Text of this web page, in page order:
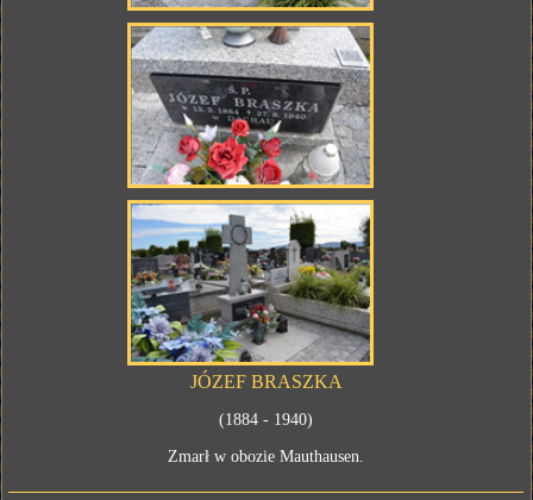
JÓZEF BRASZKA
(1884 - 1940)
Zmarł w obozie Mauthausen.